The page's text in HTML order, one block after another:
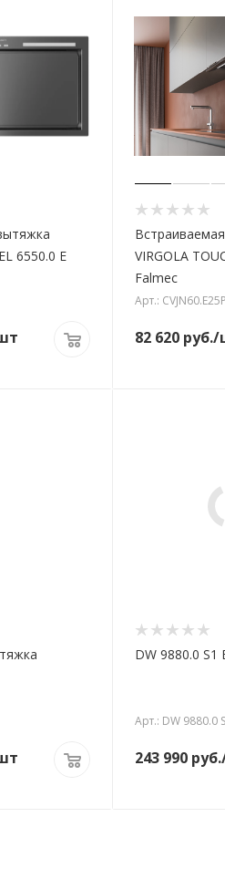
6550.0 E
VIRGOLA
Falmec
Арт.:
82 620 руб./
DW 9880.0
Арт.: DW 9880.0
243 990 руб.